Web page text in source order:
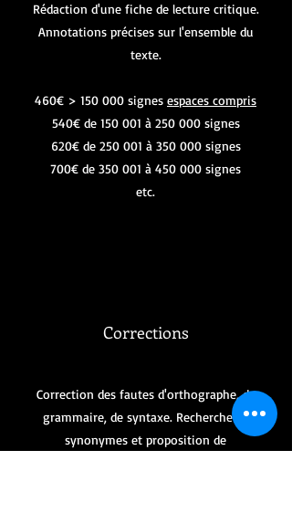
Rédaction d'une fiche de lecture critique.
Annotations précises sur l'ensemble du
texte.
460€ > 150 000 signes espaces compris
540€ de 150 001 à 250 000 signes
620€ de 250 001 à 350 000 signes
700€ de 350 001 à 450 000 signes
etc.
Corrections
Correction des fautes d'orthographe, de
grammaire, de syntaxe. Recherche de
synonymes et proposition de